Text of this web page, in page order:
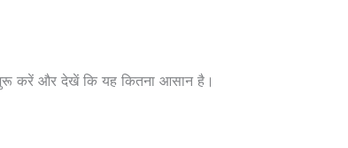
शुरू करें और देखें कि यह कितना आसान है।